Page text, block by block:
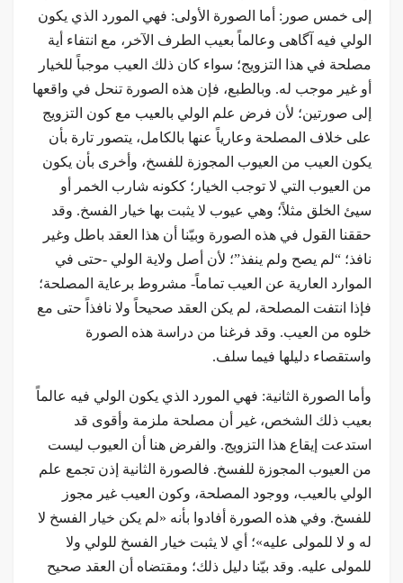
إلى خمس صور: أما الصورة الأولى: فهي المورد الذي يكون
الولي فيه آگاهی وعالماً بعيب الطرف الآخر، مع انتفاء أية
مصلحة في هذا التزويج؛ سواء كان ذلك العيب موجباً للخيار
أو غير موجب له. وبالطبع، فإن هذه الصورة تنحل في واقعها
إلى صورتين؛ لأن فرض علم الولي بالعيب مع كون التزويج
على خلاف المصلحة وعارياً عنها بالكامل، يتصور تارة بأن
يكون العيب من العيوب المجوزة للفسخ، وأخرى بأن يكون
من العيوب التي لا توجب الخيار؛ ككونه شارب الخمر أو
سيئ الخلق مثلاً؛ وهي عيوب لا يثبت بها خيار الفسخ. وقد
حققنا القول في هذه الصورة وبيّنا أن هذا العقد باطل وغير
نافذ؛ “لم يصح ولم ينفذ”؛ لأن أصل ولاية الولي -حتى في
الموارد العارية عن العيب تماماً- مشروط برعاية المصلحة؛
فإذا انتفت المصلحة، لم يكن العقد صحيحاً ولا نافذاً حتى مع
خلوه من العيب. وقد فرغنا من دراسة هذه الصورة
واستقصاء دليلها فيما سلف.
وأما الصورة الثانية: فهي المورد الذي يكون الولي فيه عالماً
بعيب ذلك الشخص، غير أن مصلحة ملزمة وأقوى قد
استدعت إيقاع هذا التزويج. والفرض هنا أن العيوب ليست
من العيوب المجوزة للفسخ. فالصورة الثانية إذن تجمع علم
الولي بالعيب، ووجود المصلحة، وكون العيب غير مجوز
للفسخ. وفي هذه الصورة أفادوا بأنه «لم يكن خيار الفسخ لا
له و لا للمولى عليه»؛ أي لا يثبت خيار الفسخ للولي ولا
للمولى عليه. وقد بيّنا دليل ذلك؛ ومقتضاه أن العقد صحيح